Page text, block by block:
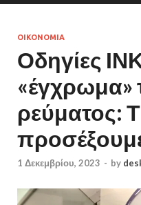
ΟΙΚΟΝΟΜΙΑ
Οδηγίες
«έγχρωμα»
ρεύματος:
1 Δεκεμβρίου, 2023 - by